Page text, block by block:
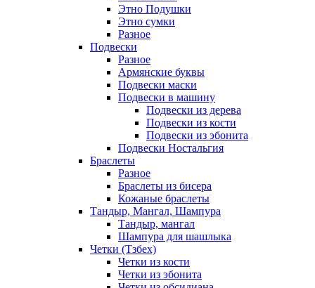
Этно Подушки
Этно сумки
Разное
Подвески
Разное
Армянские буквы
Подвески маски
Подвески в машину
Подвески из дерева
Подвески из кости
Подвески из эбонита
Подвески Ностальгия
Браслеты
Разное
Браслеты из бисера
Кожаные браслеты
Тандыр, Мангал, Шампура
Тандыр, мангал
Шампура для шашлыка
Четки (Тзбех)
Четки из кости
Четки из эбонита